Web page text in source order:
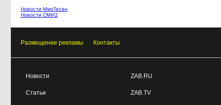
11:03, 4 августа
чиновники: почему Забайкалье
продолжает латать дыры, пока
инфраструктуру
Новости МирТесен
Новости СМИ2
Размещение рекламы Контакты
Новости
Статьи
ZAB.RU
ZAB.TV